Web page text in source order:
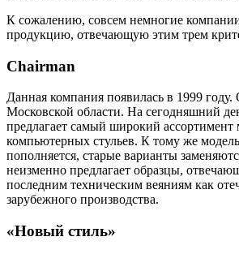
К сожалению, совсем немногие
продукцию, отвечающую этим трем
Chairman
Данная компания появилась в 1999 году.
Московской области. На сегодняшний
предлагает самый широкий ассортимент
компьютерных стульев. К тому же
пополняется, старые варианты
неизменно предлагает образцы,
последним техническим веяниям как
зарубежного производства.
«Новый стиль»